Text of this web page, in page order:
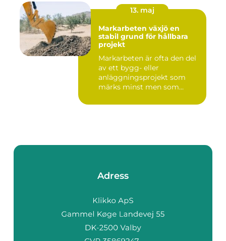
13. maj
Markarbeten växjö en
stabil grund för hållbara
projekt
Markarbeten är ofta den del
av ett bygg- eller
anläggningsprojekt som
märks minst men som
Adress